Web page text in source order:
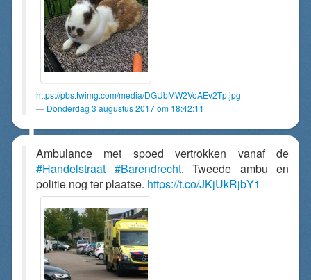
https://pbs.twimg.com/media/DGUbMW2VoAEv2Tp.jpg
Donderdag 3 augustus 2017 om 18:42:11
Ambulance met spoed vertrokken vanaf de
#Handelstraat #Barendrecht. Tweede ambu en
politie nog ter plaatse. https://t.co/JKjUkRjbY1